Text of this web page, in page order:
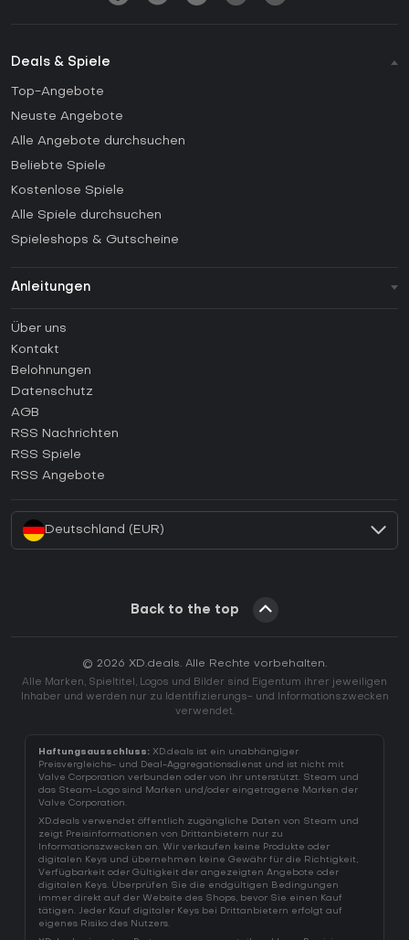
Deals & Spiele
Top-Angebote
Neuste Angebote
Alle Angebote durchsuchen
Beliebte Spiele
Kostenlose Spiele
Alle Spiele durchsuchen
Spieleshops & Gutscheine
Anleitungen
Anleitungen
Wie aktiviert man einen Steam CD Key?
Wie aktiviert man einen Epic Games CD Key?
Wie aktiviert man einen GOG CD Key?
Wie aktiviert man einen Ubisoft Connect CD Key?
Wie aktiviert man einen EA App CD Key?
Über uns
Kontakt
Belohnungen
Datenschutz
AGB
RSS Nachrichten
RSS Spiele
RSS Angebote
Deutschland (EUR)
Back to the top
© 2026 XD.deals. Alle Rechte vorbehalten.
Alle Marken, Spieltitel, Logos und Bilder sind Eigentum ihrer jeweiligen
Inhaber und werden nur zu Identifizierungs- und Informationszwecken
verwendet.
Haftungsausschluss: XD.deals ist ein unabhängiger
Preisvergleichs- und Deal-Aggregationsdienst und ist nicht mit
Valve Corporation verbunden oder von ihr unterstützt. Steam und
das Steam-Logo sind Marken und/oder eingetragene Marken der
Valve Corporation.
XD.deals verwendet öffentlich zugängliche Daten von Steam und
zeigt Preisinformationen von Drittanbietern nur zu
Informationszwecken an. Wir verkaufen keine Produkte oder
digitalen Keys und übernehmen keine Gewähr für die Richtigkeit,
Verfügbarkeit oder Gültigkeit der angezeigten Angebote oder
digitalen Keys. Überprüfen Sie die endgültigen Bedingungen
immer direkt auf der Website des Shops, bevor Sie einen Kauf
tätigen. Jeder Kauf digitaler Keys bei Drittanbietern erfolgt auf
eigenes Risiko des Nutzers.